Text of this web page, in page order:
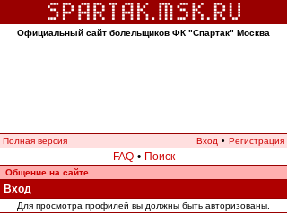
Официальный сайт болельщиков ФК "Спартак" Москва
Полная версия Вход • Регистрация
FAQ • Поиск
Общение на сайте
Вход
Для просмотра профилей вы должны быть авторизованы.